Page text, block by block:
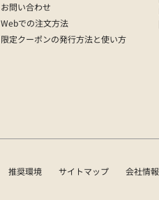
お問い合わせ
Webでの注文方法
限定クーポンの発行方法と使い方
推奨環境 サイトマップ 会社情報